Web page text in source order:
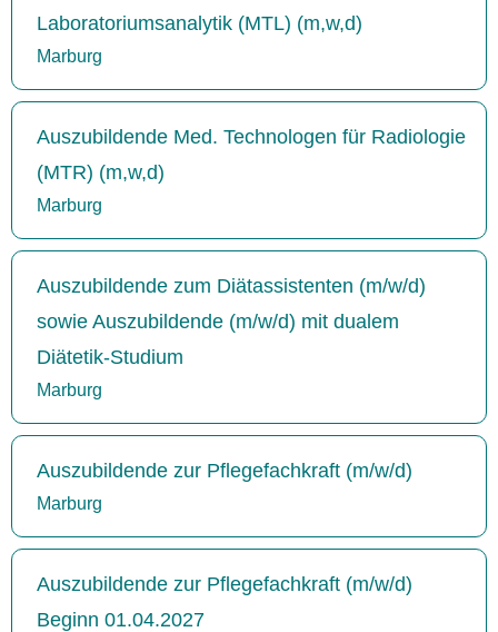
Laboratoriumsanalytik (MTL) (m,w,d)
Marburg
Auszubildende Med. Technologen für Radiologie
(MTR) (m,w,d)
Marburg
Auszubildende zum Diätassistenten (m/w/d)
sowie Auszubildende (m/w/d) mit dualem
Diätetik-Studium
Marburg
Auszubildende zur Pflegefachkraft (m/w/d)
Marburg
Auszubildende zur Pflegefachkraft (m/w/d)
Beginn 01.04.2027